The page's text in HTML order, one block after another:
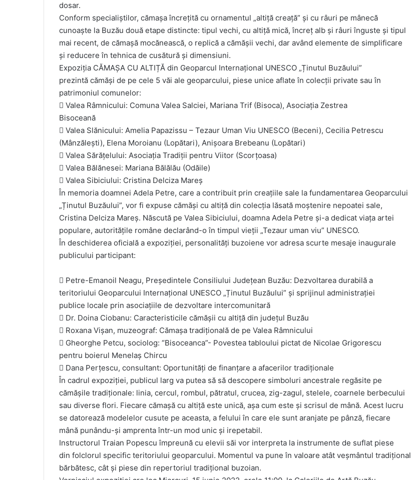
dosar.
Conform specialiștilor, cămașa încrețită cu ornamentul „altiță creață” și cu râuri pe mânecă
cunoaște la Buzău două etape distincte: tipul vechi, cu altiță mică, încreț alb și râuri înguste și tipul
mai recent, de cămașă mocănească, o replică a cămășii vechi, dar având elemente de simplificare
și reducere în tehnica de cusătură și dimensiuni.
Expoziția CĂMAȘA CU ALTIȚĂ din Geoparcul Internațional UNESCO „Ținutul Buzăului”
prezintă cămăși de pe cele 5 văi ale geoparcului, piese unice aflate în colecții private sau în
patrimoniul comunelor:
 Valea Râmnicului: Comuna Valea Salciei, Mariana Trif (Bisoca), Asociația Zestrea
Bisoceană
 Valea Slănicului: Amelia Papazissu – Tezaur Uman Viu UNESCO (Beceni), Cecilia Petrescu
(Mânzălești), Elena Moroianu (Lopătari), Anișoara Brebeanu (Lopătari)
 Valea Sărățelului: Asociația Tradiții pentru Viitor (Scorțoasa)
 Valea Bălănesei: Mariana Bălălău (Odăile)
 Valea Sibiciului: Cristina Delciza Mareș
În memoria doamnei Adela Petre, care a contribuit prin creațiile sale la fundamentarea Geoparcului
„Ținutul Buzăului”, vor fi expuse cămăși cu altiță din colecția lăsată moștenire nepoatei sale,
Cristina Delciza Mareș. Născută pe Valea Sibiciului, doamna Adela Petre și-a dedicat viața artei
populare, autoritățile române declarând-o în timpul vieții „Tezaur uman viu” UNESCO.
În deschiderea oficială a expoziției, personalități buzoiene vor adresa scurte mesaje inaugurale
publicului participant:
 Petre-Emanoil Neagu, Președintele Consiliului Județean Buzău: Dezvoltarea durabilă a
teritoriului Geoparcului Internațional UNESCO „Ținutul Buzăului” și sprijinul administrației
publice locale prin asociațiile de dezvoltare intercomunitară
 Dr. Doina Ciobanu: Caracteristicile cămășii cu altiță din județul Buzău
 Roxana Vișan, muzeograf: Cămașa tradițională de pe Valea Râmnicului
 Gheorghe Petcu, sociolog: “Bisoceanca”- Povestea tabloului pictat de Nicolae Grigorescu
pentru boierul Menelaș Chircu
 Dana Perțescu, consultant: Oportunități de finanțare a afacerilor tradiționale
În cadrul expoziției, publicul larg va putea să să descopere simboluri ancestrale regăsite pe
cămășile tradiționale: linia, cercul, rombul, pătratul, crucea, zig-zagul, stelele, coarnele berbecului
sau diverse flori. Fiecare cămașă cu altiță este unică, așa cum este și scrisul de mână. Acest lucru
se datorează modelelor cusute pe aceasta, a felului în care ele sunt aranjate pe pânză, fiecare
mână punându-și amprenta într-un mod unic și irepetabil.
Instructorul Traian Popescu împreună cu elevii săi vor interpreta la instrumente de suflat piese
din folclorul specific teritoriului geoparcului. Momentul va pune în valoare atât veşmântul tradiţional
bărbătesc, cât şi piese din repertoriul tradiţional buzoian.